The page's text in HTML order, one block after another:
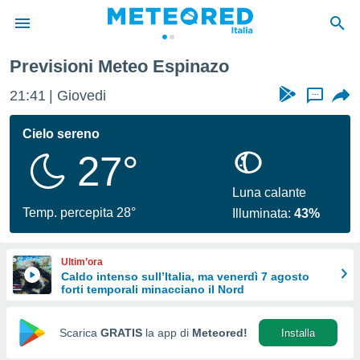
di
per
le
di
Web
Previsioni Meteo Espinazo
21:41 Giovedi ...
Cielo sereno
27°
Temp. percepita 28°
Luna calante
Illuminata:43%
Ultim’ora
Caldo intenso sull’Italia, ma venerdì 7 agosto
forti temporali minacciano il Nord
Scarica GRATIS la app di Meteored! Installa